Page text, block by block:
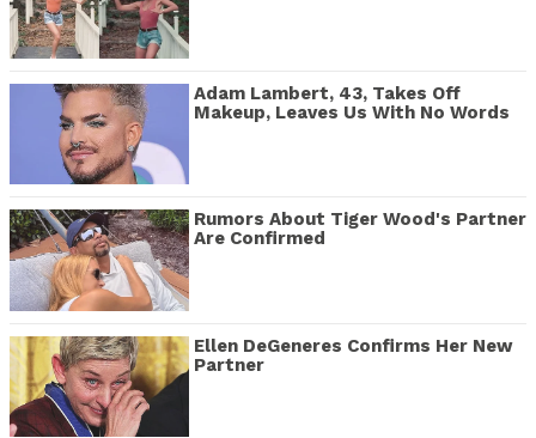
Adam Lambert, 43, Takes Off
Makeup, Leaves Us With No Words
Rumors About Tiger Wood's Partner
Are Confirmed
Ellen DeGeneres Confirms Her New
Partner